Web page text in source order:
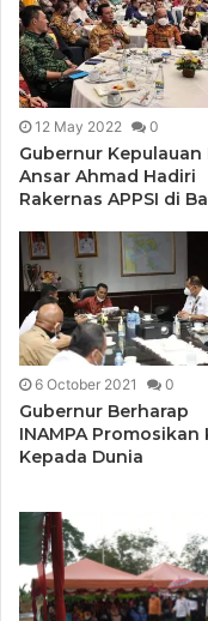
12 May 2022 0
Gubernur Kepulauan
Ansar Ahmad Hadiri
Rakernas APPSI di
6 October 2021 0
Gubernur Berharap
INAMPA Promosikan
Kepada Dunia